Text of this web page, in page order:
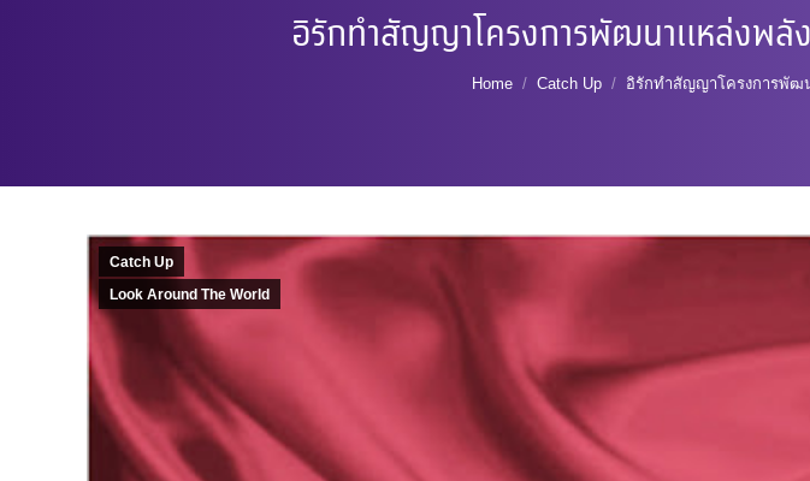
อิรักทำสัญญาโครงการพัฒนาแหล่งพลั
You are here:
Home Catch Up อิรักทำสัญญาโครงการพัฒ
Catch Up
Look Around The World